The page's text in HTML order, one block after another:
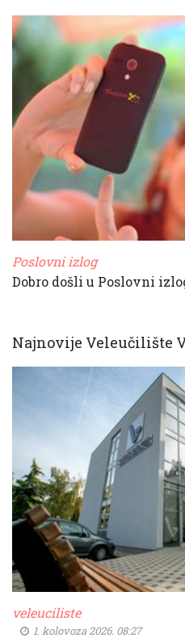
Poslovni izlog
Dobro došli u Poslovni
Najnovije Veleučilište
veleuciliste
1. kolovoza 2026. 08:27